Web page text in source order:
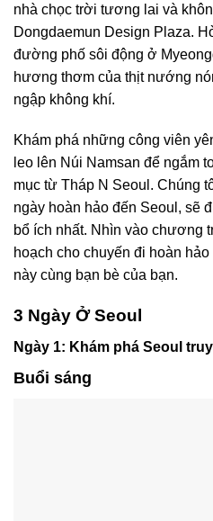
nhà chọc trời tương lai và
Dongdaemun Design Plaza.
đường phố sôi động ở
hương thơm của thịt nướng
ngập không khí.
Khám phá những công viên
leo lên Núi Namsan để ngắm
mục từ Tháp N Seoul. Chúng
ngày hoàn hảo đến Seoul, sẽ
bổ ích nhất. Nhìn vào chương
hoạch cho chuyến đi hoàn
này cùng bạn bè của bạn.
3 Ngày Ở Seoul
Ngày 1: Khám phá Seoul
Buổi sáng